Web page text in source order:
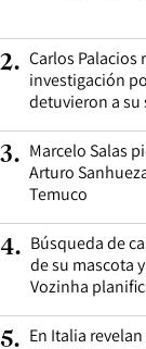
2. Carlos Palacios
investigación
detuvieron a su
3. Marcelo Salas
Arturo
Temuco
4. Búsqueda de
de su mascota
Vozinha
5. En Italia